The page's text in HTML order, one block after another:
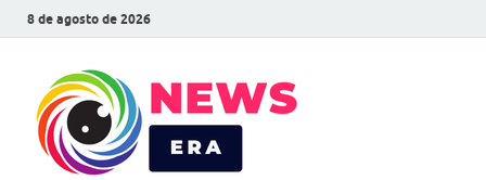
8 de agosto de 2026